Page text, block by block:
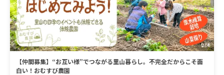
【仲間募集】“お互い様”でつながる里山暮らし。不完全だからこそ面
白い！おむすび農園